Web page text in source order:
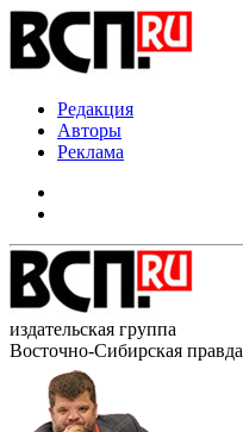
Редакция
Авторы
Реклама
издательская группа
Восточно-Сибирская правда